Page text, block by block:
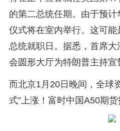
的第二总统任期。由于预计
仪式将在室内举行。这可
总统就职日。据悉，首席大
会圆形大厅为特朗普主持宣
而北京1月20日晚间，全球
式”上涨！富时中国A50期货